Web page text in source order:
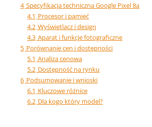
4 Specyfikacja techniczna Google Pixel 8a
4.1 Procesor i pamięć
4.2 Wyświetlacz i design
4.3 Aparat i funkcje fotograficzne
5 Porównanie cen i dostępności
5.1 Analiza cenowa
5.2 Dostępność na rynku
6 Podsumowanie i wnioski
6.1 Kluczowe różnice
6.2 Dla kogo który model?